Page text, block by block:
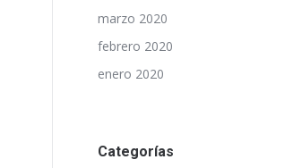
marzo 2020
febrero 2020
enero 2020
Categorías